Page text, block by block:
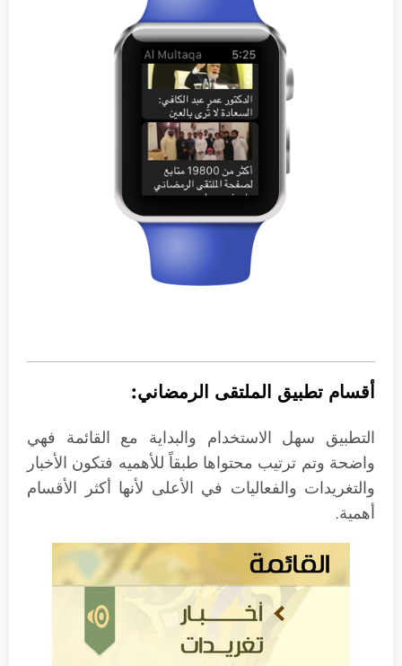
أقسام تطبيق الملتقى الرمضاني:
التطبيق سهل الاستخدام والبداية مع القائمة فهي
واضحة وتم ترتيب محتواها طبقاً للأهميه فتكون الأخبار
والتغريدات والفعاليات في الأعلى لأنها أكثر الأقسام
أهمية.